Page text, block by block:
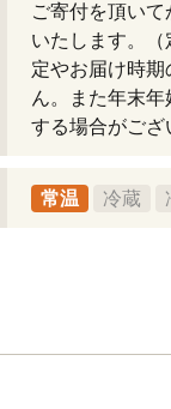
ご寄付を頂い
いたします。
定やお届け時
ん。また年末
する場合がござ
常温 冷蔵